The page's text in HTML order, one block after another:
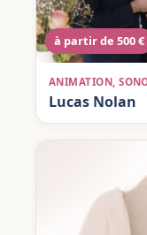
à partir de 500 €
ANIMATION,
Lucas Nolan